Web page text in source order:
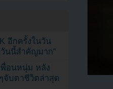
อีกครั้งในวัน
นนี้สำคัญมาก”
พื่อนหนุ่ม หลัง
จับตาชีวิตล่าสุด